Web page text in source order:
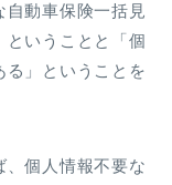
動車保険一括見
いうことと「個
る」ということを
、個人情報不要な